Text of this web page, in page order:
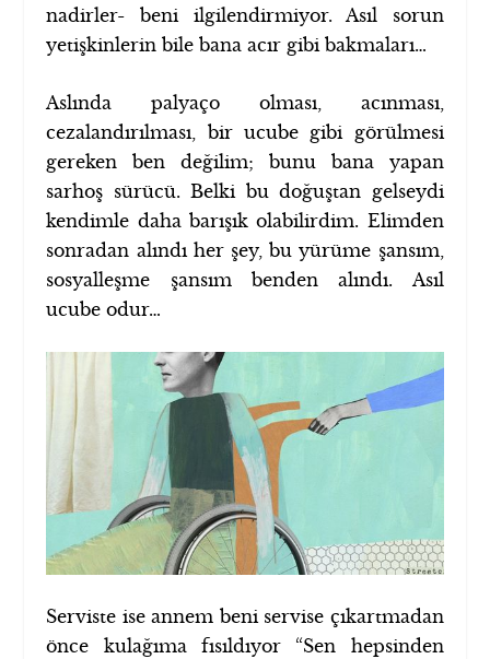
nadirler- beni ilgilendirmiyor. Asıl sorun
yetişkinlerin bile bana acır gibi bakmaları…
Aslında palyaço olması, acınması,
cezalandırılması, bir ucube gibi görülmesi
gereken ben değilim; bunu bana yapan
sarhoş sürücü. Belki bu doğuştan gelseydi
kendimle daha barışık olabilirdim. Elimden
sonradan alındı her şey, bu yürüme şansım,
sosyalleşme şansım benden alındı. Asıl
ucube odur…
Serviste ise annem beni servise çıkartmadan
önce kulağıma fısıldıyor “Sen hepsinden